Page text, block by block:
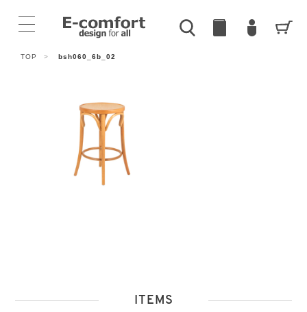
TOP > bsh060_6b_02
ITEMS